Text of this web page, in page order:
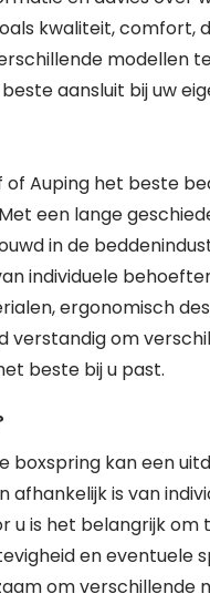
kwaliteit,
modellen
aansluit bij uw
Auping het beste
een lange
in de
individuele
ergonomisch
verstandig om
beste bij u past.
boxspring kan een
afhankelijk is van
u is het belangrijk
en eventuele
om verschillende